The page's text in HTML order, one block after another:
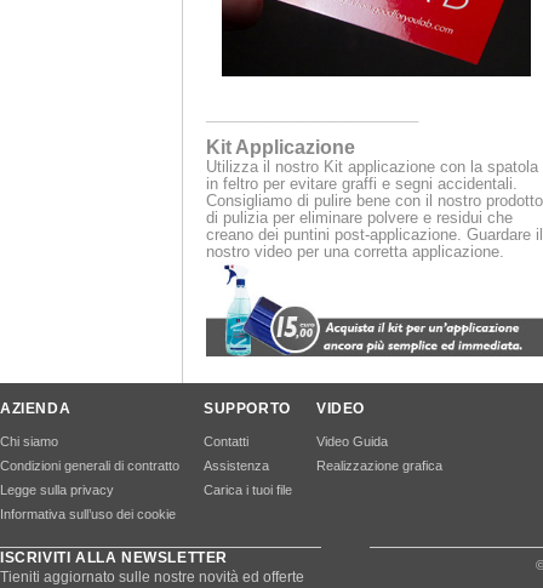
Kit Applicazione
Utilizza il nostro Kit applicazione con la spatola
in feltro per evitare graffi e segni accidentali.
Consigliamo di pulire bene con il nostro prodotto
di pulizia per eliminare polvere e residui che
creano dei puntini post-applicazione. Guardare il
nostro video per una corretta applicazione.
AZIENDA
Chi siamo
Condizioni generali di contratto
Legge sulla privacy
Informativa sull’uso dei cookie
SUPPORTO
Contatti
Assistenza
Carica i tuoi file
VIDEO
Video Guida
Realizzazione grafica
ISCRIVITI ALLA NEWSLETTER
Tieniti aggiornato sulle nostre novità ed offerte